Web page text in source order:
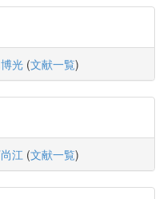
光 (文献一覧)
江 (文献一覧)